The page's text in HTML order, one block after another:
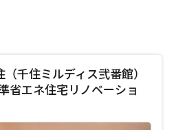
千住ミルディス弐番館）
省エネ住宅リノベーショ